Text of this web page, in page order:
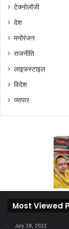
टेक्नोलॉजी
देश
मनोरंजन
राजनीति
लाइफस्टाइल
विदेश
व्यापार
Most Viewed
July 28, 2022